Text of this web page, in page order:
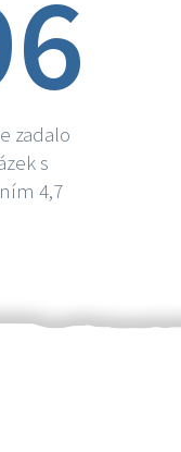
zadalo
s
4,7